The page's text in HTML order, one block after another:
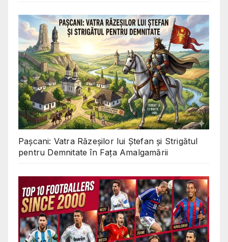
Pașcani: Vatra Răzeșilor lui Ștefan și Strigătul
pentru Demnitate în Fața Amalgamării